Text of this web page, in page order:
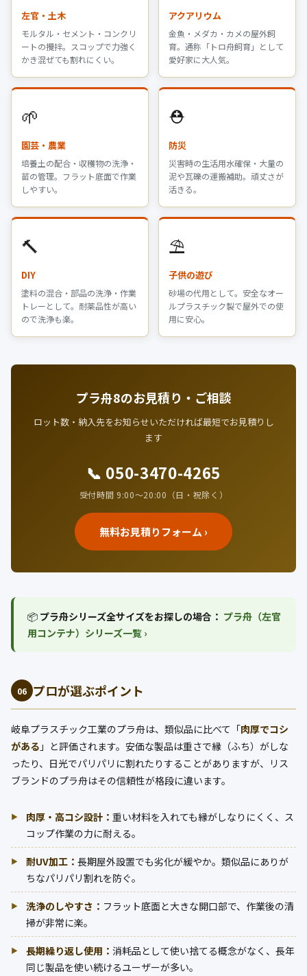
左官・土木
モルタル・セメント・コンクリ
ートの攪拌。スコップで力強く
かき混ぜても割れにくい。
アクアリウム
金魚・メダカ・カメの屋外飼
育。通称「トロ舟飼育」として
愛好家に大人気。
🌱
園芸・農業
培養土の配合・収穫物の洗浄・
苗の管理。フラット底面で作業
しやすい。
⛑️
防災
災害時の生活用水確保・大量の
泥や瓦礫の運搬補助。頑丈さが
活きる。
🔨
DIY
塗料の混合・部品の洗浄・作業
トレーとして。耐薬品性が高い
ので洗浄も楽。
⛱️
子供の遊び
砂場の代用として。安全なオー
ルプラスチック製で屋外での使
用に安心。
プラ舟8のお見積り・ご相談
ロット数・納入先をお知らせいただければ最短でお見積りし
ます
📞 050-3470-4265
受付時間 9:00〜20:00（日・祝除く）
無料お見積りフォーム ›
📦 プラ舟シリーズ全サイズをお探しの場合： プラ舟（左官
用コンテナ）シリーズ一覧 ›
06 プロが選ぶポイント
岐阜プラスチック工業のプラ舟は、類似品に比べて「肉厚でコシ
がある 」と評価されます。安価な製品は重さで縁（ふち）がしな
ったり、日光でパリパリに割れたりすることがありますが、リス
ブランドのプラ舟はその信頼性が格段に違います。
肉厚・高コシ設計： 重い材料を入れても縁がしなりにくく、ス
コップ作業の力に耐える。
耐UV加工： 長期屋外設置でも劣化が緩やか。類似品にありが
ちなパリパリ割れを防ぐ。
洗浄のしやすさ： フラット底面と大きな開口部で、作業後の清
掃が非常に楽。
長期繰り返し使用： 消耗品として使い捨てる概念がなく、長年
同じ製品を使い続けるユーザーが多い。